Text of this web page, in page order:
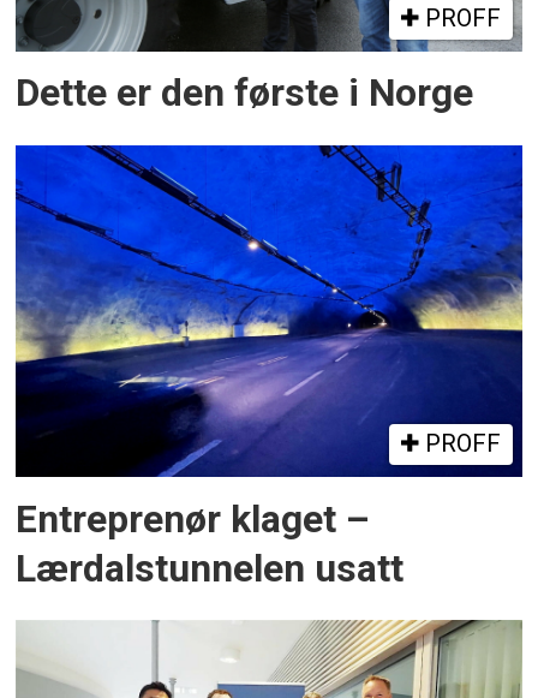
PROFF
Dette er den første i Norge
PROFF
Entreprenør klaget –
Lærdalstunnelen usatt